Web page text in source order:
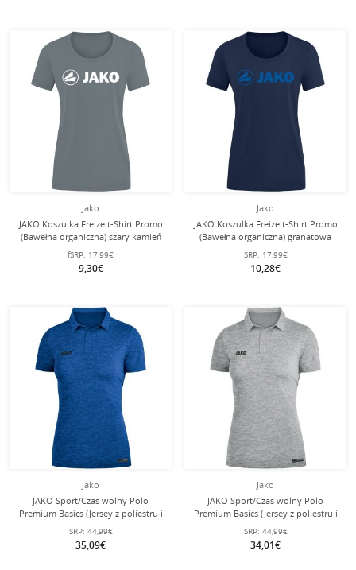
Jako
JAKO Koszulka Freizeit-Shirt Promo
(Bawełna organiczna) szary kamień
Damska
fSRP: 17,99€
9,30€
Jako
JAKO Koszulka Freizeit-Shirt Promo
(Bawełna organiczna) granatowa
Damska
SRP: 17,99€
10,28€
Jako
JAKO Sport/Czas wolny Polo
Premium Basics (Jersey z poliestru i
elastanu) niebieski melanzowany
Damski
SRP: 44,99€
35,09€
Jako
JAKO Sport/Czas wolny Polo
Premium Basics (Jersey z poliestru i
elastanu) jasnoszary melange
Damskie
SRP: 44,99€
34,01€